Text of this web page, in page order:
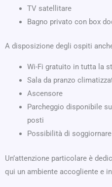
TV satellitare
Bagno privato con box
A disposizione degli ospiti
Wi-Fi gratuito in tutta la
Sala da pranzo
Ascensore
Parcheggio disponibile
posti
Possibilità di
Un’attenzione particolare è
qui un ambiente accogliente e